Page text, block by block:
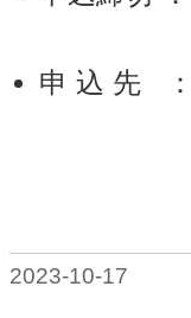
申 込 先
2023-10-17